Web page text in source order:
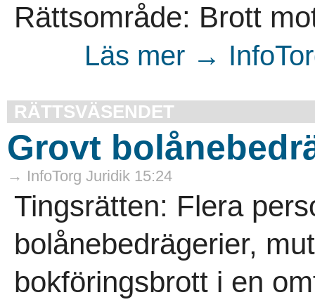
Rättsområde: Brott
Läs mer →
RÄTTSVÄSENDET
Grovt
→ InfoTorg Juridik 15:24
Tingsrätten: Flera
bolånebedrägerier,
bokföringsbrott i en